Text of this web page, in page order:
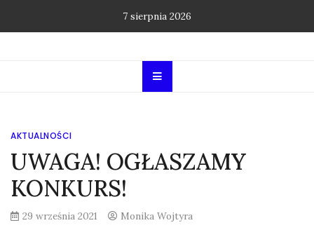
7 sierpnia 2026
AKTUALNOŚCI
UWAGA! OGŁASZAMY
KONKURS!
29 września 2021 Monika Wojtyra